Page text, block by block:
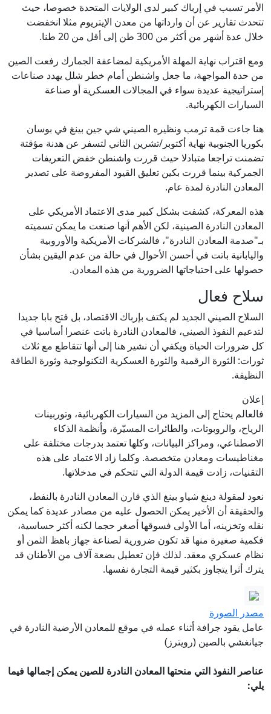
الأمر تسبب في إرباك كبير لدى الولايات المتحدة خصوصا، حيث
تتحدث تقارير عن أن وارداتها من معدن الإيتريوم مثلا انخفضت
خلال عدة أشهر من أكثر من 300 طن إلى أقل من 20 طنا.
ومع اقتراب نهاية المهلة الأمريكية لمضاعفة الجمارك رفعت الصين
من حدة المواجهة، ما جعل واشنطن أمام خطر شلل يهدد صناعات
إستراتيجية عديدة سواء في المجالات العسكرية أو صناعة
السيارات الكهربائية.
هنا جاءت قمة ترمب ونظيره الصيني شي جين بينغ في بوسان
بكوريا الجنوبية نهاية أكتوبر/تشرين الثاني لتسفر عن هدنة مؤقتة
تضمنت تراجعا متبادلا حيث قررت واشنطن خفض التعريفات
الجمركية بينما قررت بكين تعليق القيود المفروضة على تصدير
المعادن النادرة لمدة عام.
هذه المعركة، كشفت بشكل كبير مدى الاعتماد الأمريكي على
المعادن النادرة الصينية، لكن الأهم أنها صنعت ما يمكن تسميته
بـ"صدمة المعادن النادرة"، فالشركات الأمريكية والأوروبية
واليابانية باتت في أحسن الأحوال في حالة من عدم اليقين بشأن
حصولها على احتياجاتها الضرورية من هذه المعادن.
سلاح فعال
السلاح الصيني الجديد لم يكتف بإرباك الاقتصاد، بل فتح بابا جديدا
لتدعيم النفوذ الصيني، فالمعادن النادرة باتت عنصرا أساسيا في
كل ضرورات الحياة ويكفي أن نشير هنا إلى أنها تتقاطع مع ثلاث
ثورات: الثورة الرقمية والثورة العسكرية التكنولوجية وثورة الطاقة
النظيفة.
إعلان
فالعالم يحتاج إلى المزيد من السيارات الكهربائية، وتوربينات
الرياح، والروبوتات، والطائرات المسيّرة، وأنظمة الذكاء
الاصطناعي، ومراكز البيانات، وكلها تعتمد بدرجات مختلفة على
مغناطيسات ومعادن متخصصة. وكلما زاد الاعتماد على هذه
التقنيات، زادت قيمة الدولة التي تتحكم في مدخلاتها.
نعود لمقولة دينغ شياو بينغ الذي قارن المعادن النادرة بالنفط،
والحقيقة أن الأخير يمكن الحصول عليه من مصادر عديدة كما يمكن
نقله وتخزينه، أما الأولى فسوقها أصغر حجما لكنه أكثر حساسية،
فكمية صغيرة منها قد تكون ضرورية لصناعة جهاز باهظ الثمن أو
نظام عسكري معقد. لذلك فإن تعطيل بضعة آلاف من الأطنان قد
يترك أثرا يتجاوز بكثير قيمة التجارة نفسها.
مصدر الصورة
عامل يقود جرافة أثناء عمله في موقع للمعادن الأرضية النادرة في
جيانغشي بالصين (رويترز)
عناصر النفوذ التي منحتها المعادن النادرة للصين يمكن إجمالها فيما
يلي: